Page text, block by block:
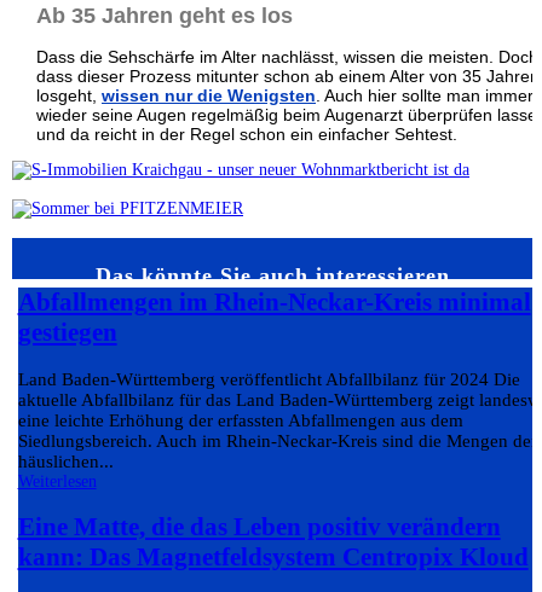
Ab 35 Jahren geht es los
Dass die Sehschärfe im Alter nachlässt, wissen die meisten. Doch
dass dieser Prozess mitunter schon ab einem Alter von 35 Jahren
losgeht, wissen nur die Wenigsten . Auch hier sollte man immer
wieder seine Augen regelmäßig beim Augenarzt überprüfen
und da reicht in der Regel schon ein einfacher Sehtest.
Das könnte Sie auch interessieren…
Abfallmengen im Rhein-Neckar-Kreis minimal
gestiegen
Land Baden-Württemberg veröffentlicht Abfallbilanz für 2024 Die
aktuelle Abfallbilanz für das Land Baden-Württemberg zeigt
eine leichte Erhöhung der erfassten Abfallmengen aus dem
Siedlungsbereich. Auch im Rhein-Neckar-Kreis sind die Mengen der
häuslichen...
Weiterlesen
Eine Matte, die das Leben positiv verändern
kann: Das Magnetfeldsystem Centropix Kloud